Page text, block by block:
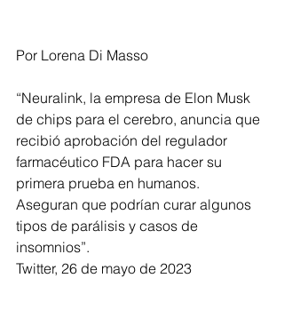
Por Lorena Di Masso
“Neuralink, la empresa de Elon Musk
de chips para el cerebro, anuncia que
recibió aprobación del regulador
farmacéutico FDA para hacer su
primera prueba en humanos.
Aseguran que podrían curar algunos
tipos de parálisis y casos de
insomnios”.
Twitter, 26 de mayo de 2023